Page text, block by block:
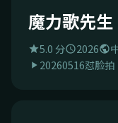
魔力歌先生
5.0 分 2026
20260516怼脸拍